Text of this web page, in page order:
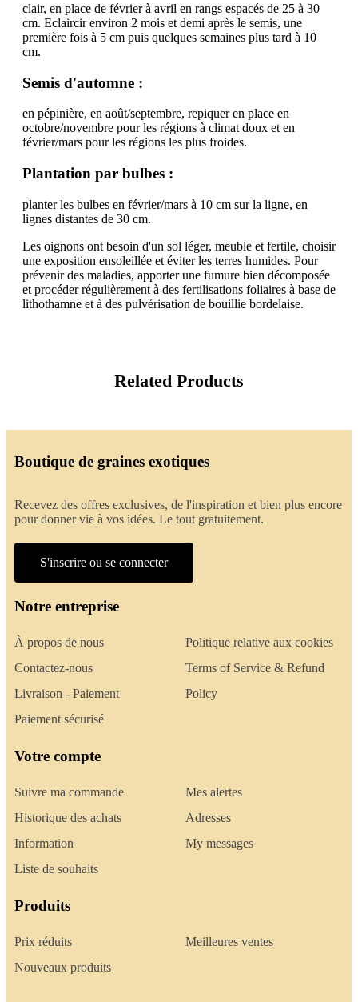
clair, en place de février à avril en rangs espacés de 25 à 30
cm. Eclaircir environ 2 mois et demi après le semis, une
première fois à 5 cm puis quelques semaines plus tard à 10
cm.
Semis d'automne :
en pépinière, en août/septembre, repiquer en place en
octobre/novembre pour les régions à climat doux et en
février/mars pour les régions les plus froides.
Plantation par bulbes :
planter les bulbes en février/mars à 10 cm sur la ligne, en
lignes distantes de 30 cm.
Les oignons ont besoin d'un sol léger, meuble et fertile, choisir
une exposition ensoleillée et éviter les terres humides. Pour
prévenir des maladies, apporter une fumure bien décomposée
et procéder régulièrement à des fertilisations foliaires à base de
lithothamne et à des pulvérisation de bouillie bordelaise.
Related Products
Boutique de graines exotiques
Recevez des offres exclusives, de l'inspiration et bien plus encore
pour donner vie à vos idées. Le tout gratuitement.
S'inscrire ou se connecter
Notre entreprise
À propos de nous
Contactez-nous
Livraison - Paiement
Paiement sécurisé
Politique relative aux cookies
Terms of Service & Refund
Policy
Votre compte
Suivre ma commande
Historique des achats
Information
Liste de souhaits
Mes alertes
Adresses
My messages
Produits
Prix réduits
Nouveaux produits
Meilleures ventes